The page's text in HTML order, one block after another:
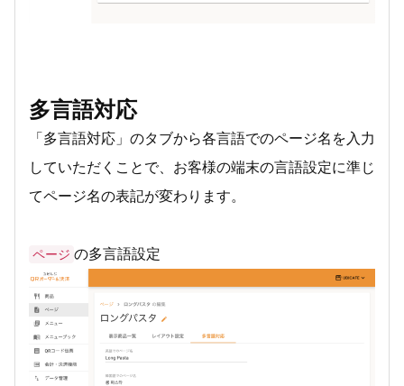
多言語対応
「多言語対応」のタブから各言語でのページ名を入力
していただくことで、お客様の端末の言語設定に準じ
てページ名の表記が変わります。
ページ の多言語設定